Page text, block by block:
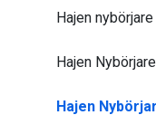
Hajen
Hajen
Hajen